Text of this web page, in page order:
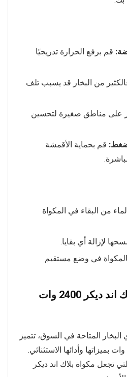
قم برفع الحرارة تدريجيًا
من البخار قد يسبب تلف
على مناطق صغيرة لتحسين
قم بحماية الأقمشة
من البقاء في المكواة
لإزالة أي بقايا.
في وضع مستقيم
لماذا تختار مكواة بلاك اند ديكر 2400 وات
المتاحة في السوق، تتميز
مكواة بلاك اند ديكر 2400 وات بميزاتها وأدائها الاستثنائي.
تجعل مكواة بلاك اند ديكر